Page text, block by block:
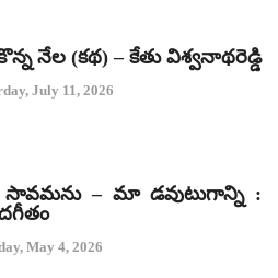
నేల (కథ) – కేతు విశ్వనాథరెడ్డి
July 11, 2026
సావమను – మా డవుటుగాన్ని :
May 4, 2026